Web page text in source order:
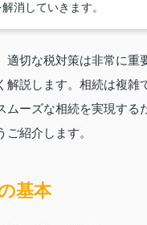
消していきます。
切な税対策は非常に
説します。相続は複雑
ーズな相続を実現す
紹介します。
基本